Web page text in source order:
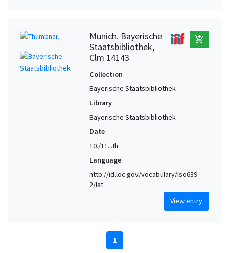
Munich. Bayerische
Staatsbibliothek,
Clm 14143
add_shopping_cart
Collection
Bayerische Staatsbibliothek
Library
Bayerische Staatsbibliothek
Date
10./11. Jh
Language
http://id.loc.gov/vocabulary/iso639-
2/lat
View entry
1